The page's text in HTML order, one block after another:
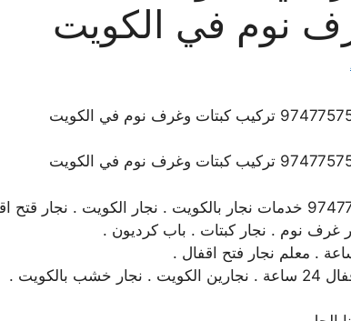
نوم في الكويت
غرف نوم . نجار كبتات . باب كرديون .
.